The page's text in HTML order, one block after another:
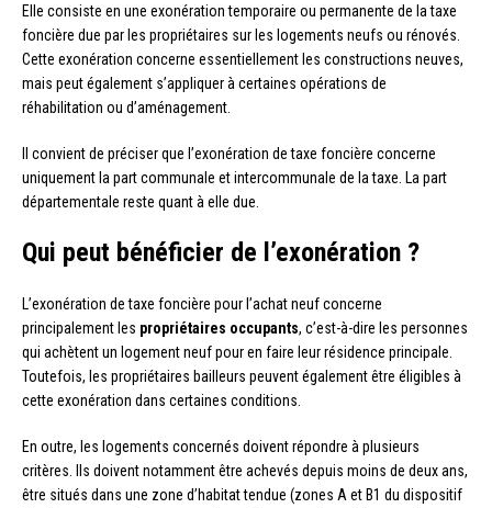
Elle consiste en une exonération temporaire ou permanente de la taxe
foncière due par les propriétaires sur les logements neufs ou rénovés.
Cette exonération concerne essentiellement les constructions neuves,
mais peut également s’appliquer à certaines opérations de
réhabilitation ou d’aménagement.
Il convient de préciser que l’exonération de taxe foncière concerne
uniquement la part communale et intercommunale de la taxe. La part
départementale reste quant à elle due.
Qui peut bénéficier de l’exonération ?
L’exonération de taxe foncière pour l’achat neuf concerne
principalement les propriétaires occupants, c’est-à-dire les personnes
qui achètent un logement neuf pour en faire leur résidence principale.
Toutefois, les propriétaires bailleurs peuvent également être éligibles à
cette exonération dans certaines conditions.
En outre, les logements concernés doivent répondre à plusieurs
critères. Ils doivent notamment être achevés depuis moins de deux ans,
être situés dans une zone d’habitat tendue (zones A et B1 du dispositif